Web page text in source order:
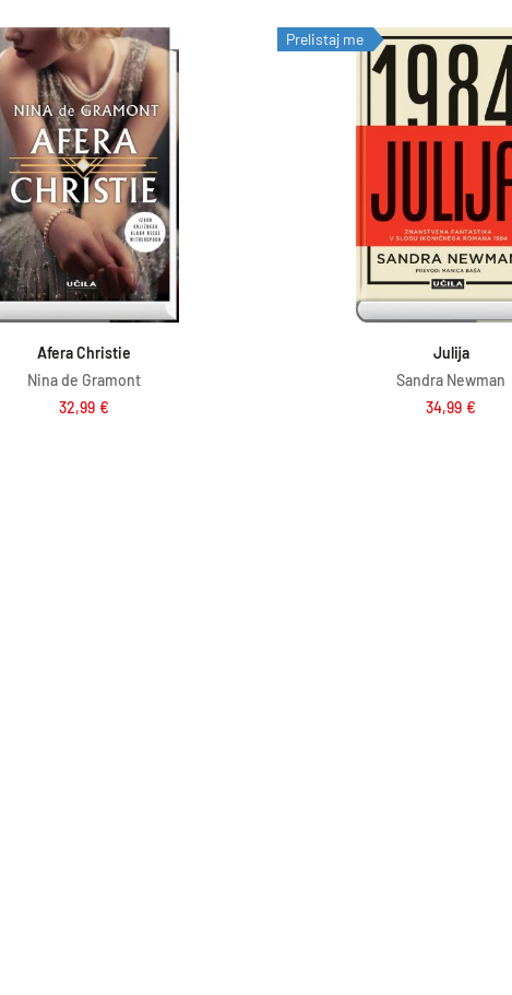
Afera Christie
Nina de Gramont
32,99 €
Dodaj v košarico
Prelistaj me
Julija
Sandra Newman
34,99 €
Dodaj v